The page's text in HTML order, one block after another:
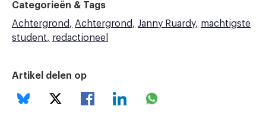
Categorieën & Tags
Achtergrond
Achtergrond Janny Ruardy
machtigste
student
redactioneel
Artikel delen op